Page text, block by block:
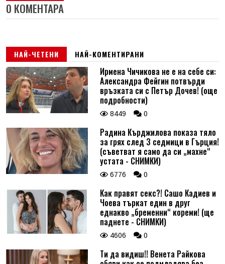
0 КОМЕНТАРА
НАЙ-ЧЕТЕНИ НАЙ-КОМЕНТИРАНИ
Ирмена Чичикова не е на себе си:
Александра Фейгин потвърди
връзката си с Петър Дочев! (още
подробности)
8449 0
Радина Кърджилова показа тяло
за грях след 3 седмици в Гърция!
(съветват я само да си „махне“
устата - СНИМКИ)
6776 0
Как правят секс?! Сашо Кадиев и
Чоева търкат един в друг
еднакво „бременни“ кореми! (ще
паднете - СНИМКИ)
4606 0
Ти да видиш!! Венета Райкова